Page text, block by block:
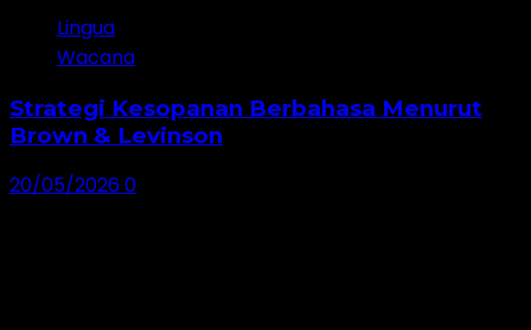
Lingua
Wacana
Strategi Kesopanan Berbahasa Menurut
Brown & Levinson
20/05/20260